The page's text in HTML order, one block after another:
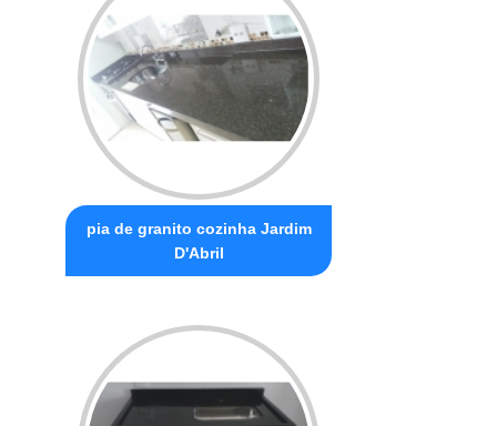
pia de granito cozinha Jardim
D'Abril